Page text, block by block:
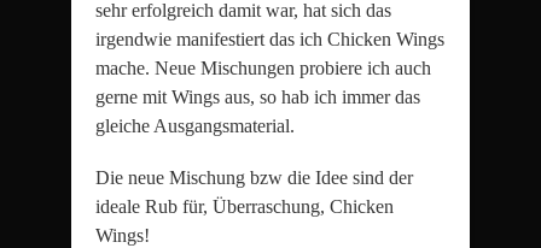
sehr erfolgreich damit war, hat sich das
irgendwie manifestiert das ich Chicken Wings
mache. Neue Mischungen probiere ich auch
gerne mit Wings aus, so hab ich immer das
gleiche Ausgangsmaterial.
Die neue Mischung bzw die Idee sind der
ideale Rub für, Überraschung, Chicken
Wings!